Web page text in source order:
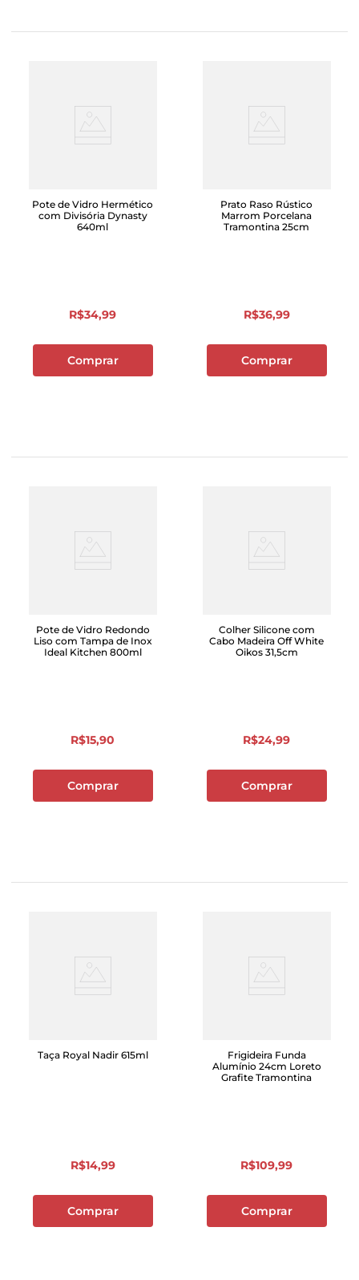
Pote de Vidro Hermético
com Divisória Dynasty
640ml
R$34,99
Comprar
Prato Raso Rústico
Marrom Porcelana
Tramontina 25cm
R$36,99
Comprar
Pote de Vidro Redondo
Liso com Tampa de Inox
Ideal Kitchen 800ml
R$15,90
Comprar
Colher Silicone com
Cabo Madeira Off White
Oikos 31,5cm
R$24,99
Comprar
Taça Royal Nadir 615ml
R$14,99
Comprar
Frigideira Funda
Alumínio 24cm Loreto
Grafite Tramontina
R$109,99
Comprar